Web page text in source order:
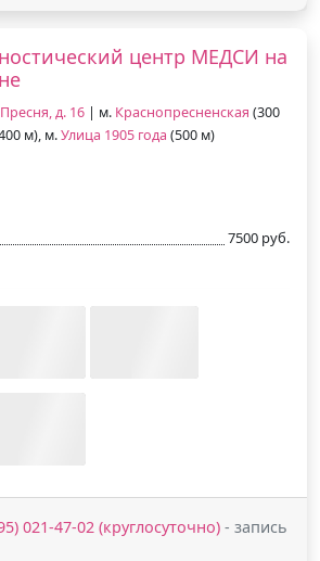
центр МЕДСИ на
д. 16 | м. Краснопресненская (300
м), м.Улица 1905 года (500 м)
7500 руб.
021-47-02 (круглосуточно) - запись